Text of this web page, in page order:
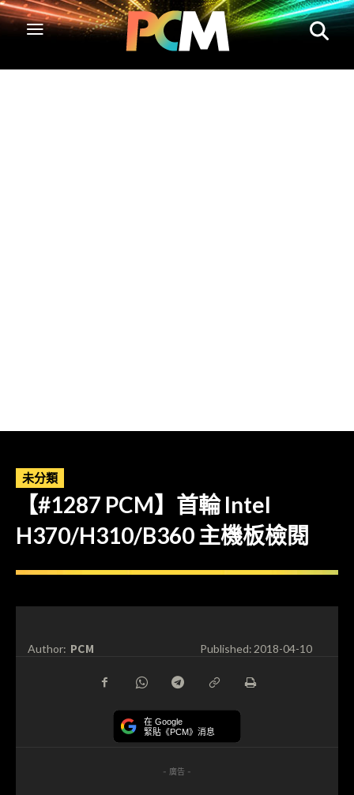
未分類
【#1287 PCM】首輪 Intel
H370/H310/B360 主機板檢閱
Author: PCM Published:2018-04-10
在 Google
緊貼《PCM》消息
- 廣告 -